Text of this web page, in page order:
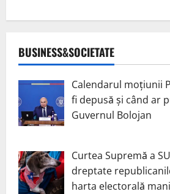
BUSINESS&SOCIETATE
Calendarul moțiunii
fi depusă și când ar
Guvernul Bolojan
Curtea Supremă a
dreptate
harta electorală